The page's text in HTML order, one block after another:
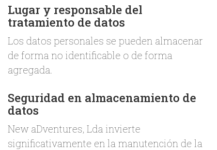
Lugar y responsable del
tratamiento de datos
Los datos personales se pueden almacenar
de forma no identificable o de forma
agregada.
Seguridad en almacenamiento de
datos
New aDventures, Lda invierte
significativamente en la manutención de la